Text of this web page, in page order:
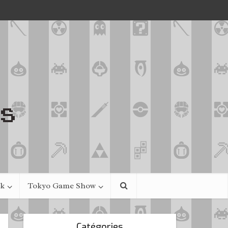
Tokyo Game Show